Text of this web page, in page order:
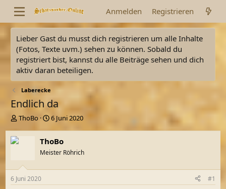
Anmelden Registrieren
Lieber Gast du musst dich registrieren um alle Inhalte
(Fotos, Texte uvm.) sehen zu können. Sobald du
registriert bist, kannst du alle Beiträge sehen und dich
aktiv daran beteiligen.
Laberecke
Endlich da
E
t
l
e
ThoBo
E
t
e
l
6 Juni 2020
ThoBo
Meister Röhrich
6 Juni 2020 #1